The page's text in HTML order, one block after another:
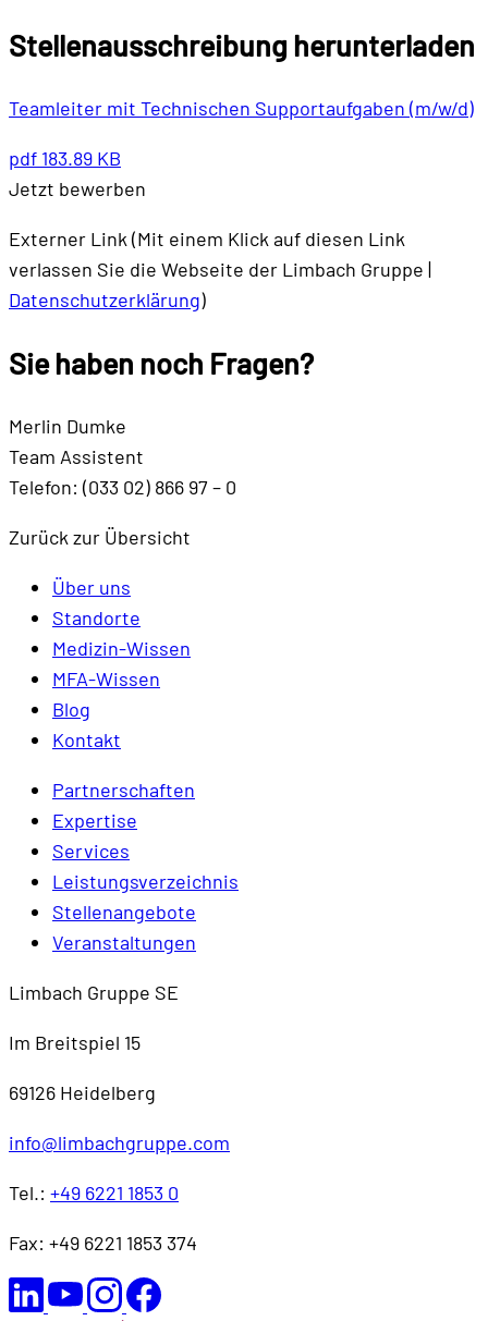
Stellenausschreibung herunterladen
Teamleiter mit Technischen Supportaufgaben (m/w/d)
pdf 183.89 KB
Jetzt bewerben
Externer Link (Mit einem Klick auf diesen Link
verlassen Sie die Webseite der Limbach Gruppe |
Datenschutzerklärung)
Sie haben noch Fragen?
Merlin Dumke
Team Assistent
Telefon: (033 02) 866 97 – 0
Zurück zur Übersicht
Über uns
Standorte
Medizin-Wissen
MFA-Wissen
Blog
Kontakt
Partnerschaften
Expertise
Services
Leistungsverzeichnis
Stellenangebote
Veranstaltungen
Limbach Gruppe SE
Im Breitspiel 15
69126 Heidelberg
info@limbachgruppe.com
Tel.: +49 6221 1853 0
Fax: +49 6221 1853 374